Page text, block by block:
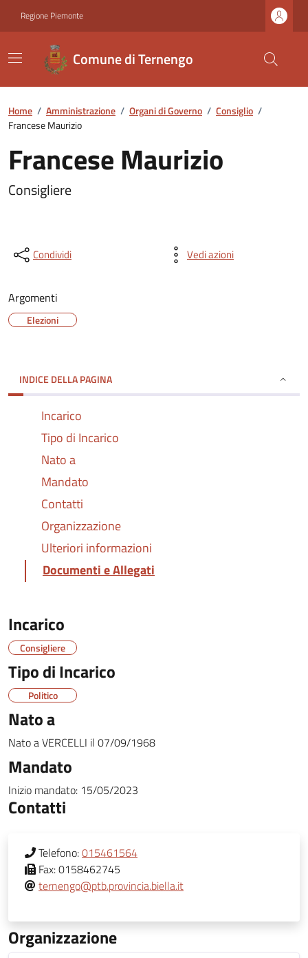
Regione Piemonte
Comune di Ternengo
Home / Amministrazione / Organi di Governo / Consiglio /
Francese Maurizio
Francese Maurizio
Consigliere
Condividi Vedi azioni
Argomenti
Elezioni
INDICE DELLA PAGINA
Incarico
Tipo di Incarico
Nato a
Mandato
Contatti
Organizzazione
Ulteriori informazioni
Documenti e Allegati
Incarico
Consigliere
Tipo di Incarico
Politico
Nato a
Nato aVERCELLI il 07/09/1968
Mandato
Inizio mandato: 15/05/2023
Contatti
Telefono:015461564
Fax:0158462745
ternengo@ptb.provincia.biella.it
Organizzazione